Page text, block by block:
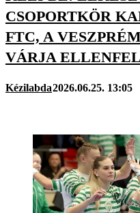
CSOPORTKÖR
FTC, A
VÁRJA
Kézilabda2026.06.25. 13:05